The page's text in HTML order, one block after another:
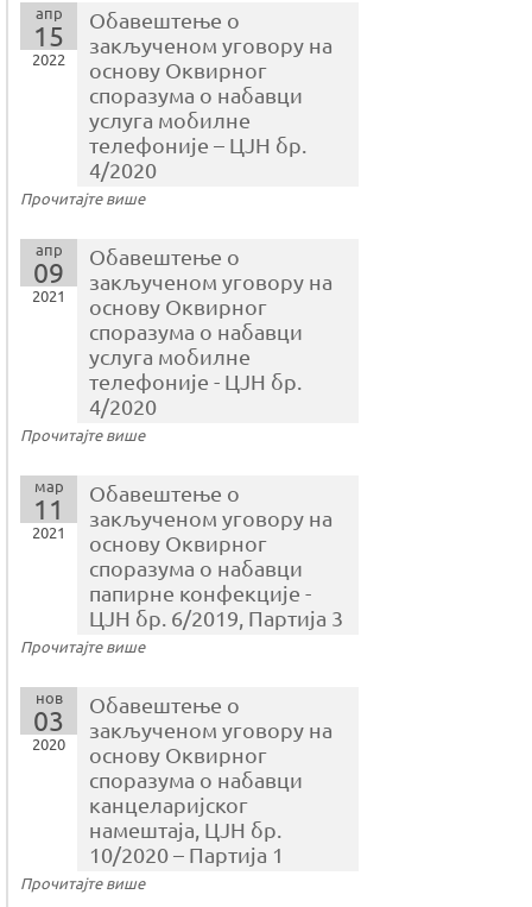
апр
15
2022
Обавештење о
закљученом уговору на
основу Оквирног
споразума o набавци
услуга мобилне
телефоније – ЦЈН бр.
4/2020
Прочитајте више
апр
09
2021
Обавештење о
закљученом уговору на
основу Оквирног
споразума o набавци
услуга мобилне
телефоније - ЦЈН бр.
4/2020
Прочитајте више
мар
11
2021
Обавештење о
закљученом уговору на
основу Оквирног
споразума o набавци
папирне конфекције -
ЦЈН бр. 6/2019, Партија 3
Прочитајте више
нов
03
2020
Обавештење о
закљученом уговору на
основу Оквирног
споразума o набавци
канцеларијског
намештаја, ЦЈН бр.
10/2020 – Партија 1
Прочитајте више